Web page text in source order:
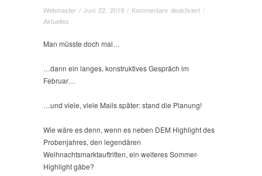
Webmaster / Juni 22, 2019 / Kommentare deaktiviertfür/
Aktuelles
Man müsste doch mal…
…dann ein langes, konstruktives Gespräch im
Februar…
…und viele, viele Mails später: stand die Planung!
Wie wäre es denn, wenn es neben DEM Highlight des
Probenjahres, den legendären
Weihnachtsmarktauftritten, ein weiteres Sommer-
Highlight gäbe?